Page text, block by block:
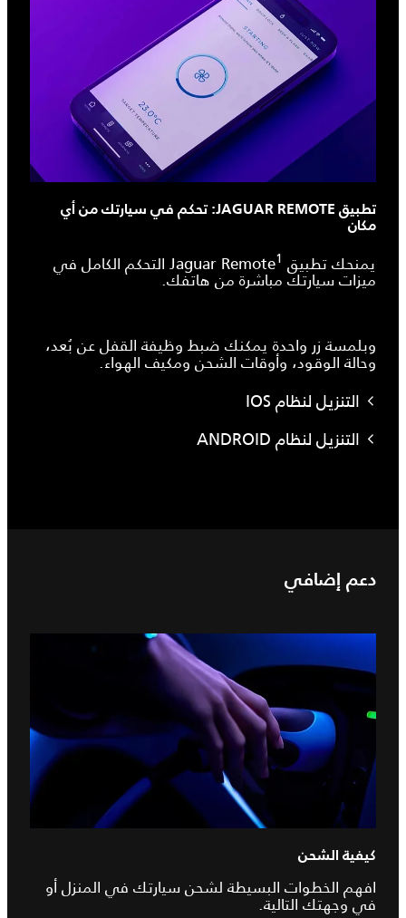
تطبيق JAGUAR REMOTE: تحكم في سيارتك من أي
مكان
يمنحك تطبيق Jaguar Remote 1 التحكم الكامل في
ميزات سيارتك مباشرة من هاتفك.
وبلمسة زر واحدة يمكنك ضبط وظيفة القفل عن بُعد،
وحالة الوقود، وأوقات الشحن ومكيف الهواء.
التنزيل لنظام IOS
التنزيل لنظام ANDROID
دعم إضافي
كيفية الشحن
افهم الخطوات البسيطة لشحن سيارتك في المنزل أو
في وجهتك التالية.